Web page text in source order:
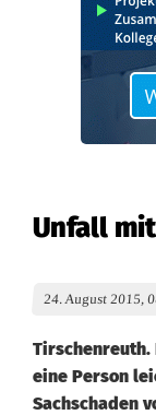
Unfall
24. August 2015,
Tirschenreuth.
eine Person
Sachschaden